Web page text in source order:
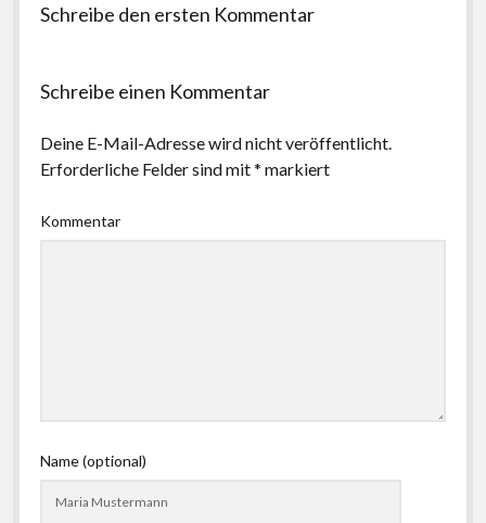
Schreibe den ersten Kommentar
Schreibe einen Kommentar
Deine E-Mail-Adresse wird nicht veröffentlicht.
Erforderliche Felder sind mit* markiert
Kommentar
Name (optional)